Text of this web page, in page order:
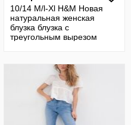
10/14 М/l-Xl H&M Новая
натуральная женская
блузка блузка с
треугольным вырезом